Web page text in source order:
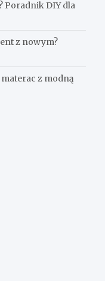
Poradnik DIY dla
z nowym?
z modną